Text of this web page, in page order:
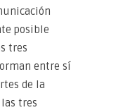
posible
tres
entre sí
de la
tres